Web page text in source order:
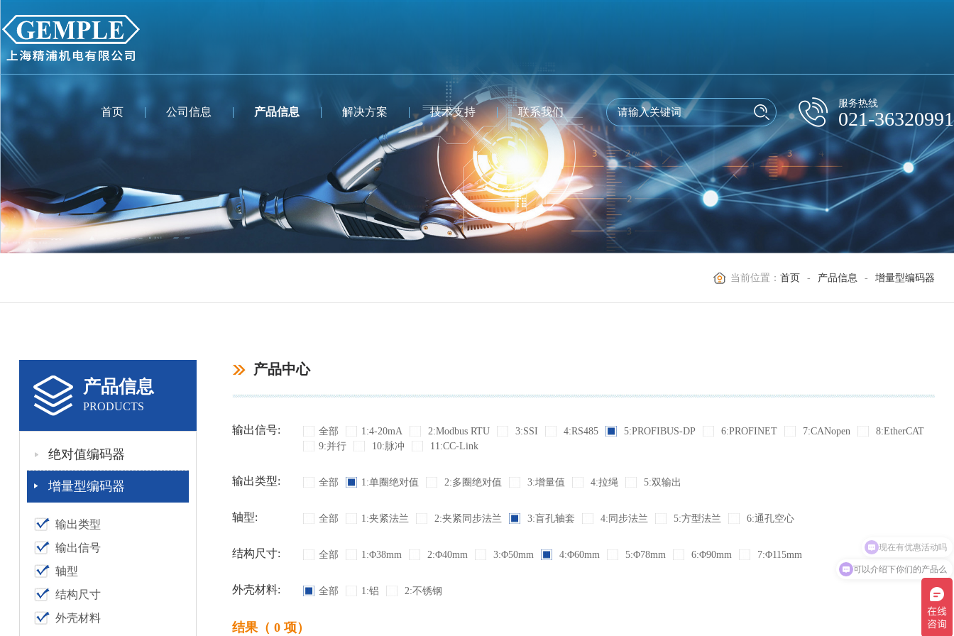
首页 公司信息 产品信息 解决方案 技术支持 联系我们
服务热线
021-36320991
当前位置：首页 - 产品信息 - 增量型编码器
产品信息
PRODUCTS
绝对值编码器
增量型编码器
输出类型
输出信号
轴型
结构尺寸
外壳材料
产品中心
输出信号: 全部 1:4-20mA 2:Modbus RTU 3:SSI 4:RS485 5:PROFIBUS-DP 6:PROFINET 7:CANopen
8:EtherCAT
9:并行
10:脉冲 11:CC-Link
输出类型: 全部 1:单圈绝对值 2:多圈绝对值 3:增量值 4:拉绳 5:双输出
轴型: 全部 1:夹紧法兰 2:夹紧同步法兰 3:盲孔轴套 4:同步法兰 5:方型法兰 6:通孔空心
结构尺寸: 全部 1:Φ38mm 2:Φ40mm 3:Φ50mm 4:Φ60mm 5:Φ78mm 6:Φ90mm 7:Φ115mm
外壳材料: 全部 1:铝 2:不锈钢
结果（ 0 项）
可以介绍下你们的产品么